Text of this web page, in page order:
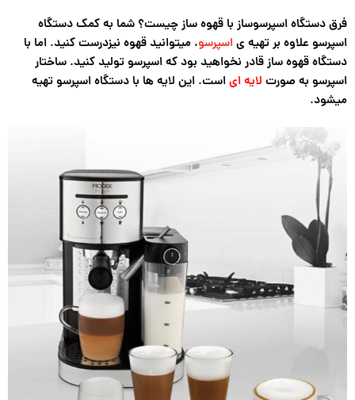
فرق دستگاه اسپرسوساز با قهوه ساز چیست؟ شما به کمک دستگاه
اسپرسو علاوه بر تهیه یاسپرسو، میتوانید قهوه نیزدرست کنید. اما با
دستگاه قهوه ساز قادر نخواهید بود که اسپرسو تولید کنید. ساختار
اسپرسو به صورت لایه ایاست. این لایه ها با دستگاه اسپرسو تهیه
میشود.